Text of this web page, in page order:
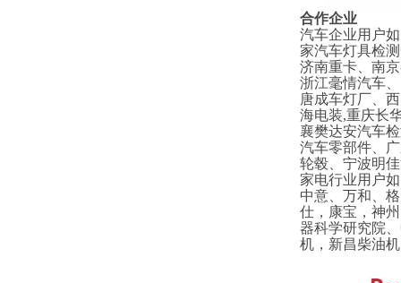
合作企业
汽车企业用户
家汽车灯具检
济南重卡、南
浙江毫情汽车
唐成车灯厂、
海电装,重庆长
襄樊达安汽车
汽车零部件、
轮毂、宁波明
家电行业用户
中意、万和、
仕，康宝，神
器科学研究院
机，新昌柴油